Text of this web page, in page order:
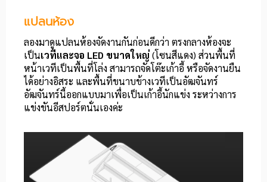
แปลนห้อง
ลองมาดูแปลนห้องจัดงานกันก่อนดีกว่า ตรงกลางห้องจะ
เป็นเวทีและจอ LED ขนาดใหญ่(โซนสีแดง) ส่วนพื้นที่
หน้าเวทีเป็นพื้นที่โล่ง สามารถจัดโต๊ะเก้าอี้ หรือจัดงานยืน
ได้อย่างอิสระ และพื้นที่ขนาบข้างเวทีเป็นอัฒจันทร์
อัฒจันทร์นี้ออกแบบมาเพื่อเป็นเก้าอี้นักแข่ง ระหว่างการ
แข่งขันอีสปอร์ตนั่นเองค่ะ